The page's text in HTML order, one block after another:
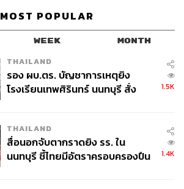
ดิษยุตม์ ธนบุญชัย
บรรณาธิการข่าวกีฬา สำนักข่าว THE
STANDARD
MOST POPULAR
WEEK MONTH
THAILAND
รอง ผบ.ตร. บัญชาการเหตุยิง
โรงเรียนเทพศิรินทร์ นนทบุรี สั่ง
1.5K
THAILAND
สื่อนอกจับตากราดยิง รร. ใน
นนทบุรี ชี้ไทยมีอัตราครอบครองปืน
1.4K